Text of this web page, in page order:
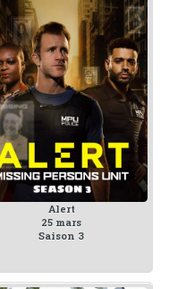
Alert
25 mars
Saison 3